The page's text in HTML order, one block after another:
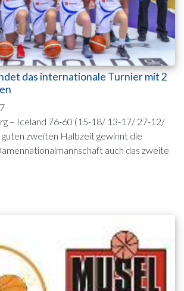
das internationale Turnier mit 2
– Iceland 76-60 (15-18/ 13-17/ 27-12/
zweiten Halbzeit gewinnt die
auch das zweite